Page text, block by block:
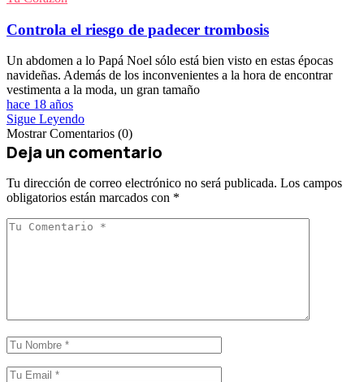
Controla el riesgo de padecer trombosis
Un abdomen a lo Papá Noel sólo está bien visto en estas épocas
navideñas. Además de los inconvenientes a la hora de encontrar
vestimenta a la moda, un gran tamaño
hace 18 años
Sigue Leyendo
Mostrar Comentarios (0)
Deja un comentario
Tu dirección de correo electrónico no será publicada. Los campos
obligatorios están marcados con *